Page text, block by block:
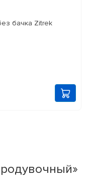
бачка Zitrek